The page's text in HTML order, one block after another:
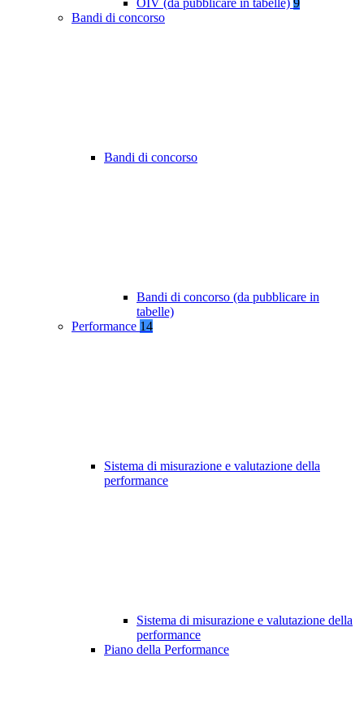
OIV (da pubblicare in tabelle) 9
Bandi di concorso
Bandi di concorso
Bandi di concorso (da pubblicare in
tabelle)
Performance 14
Sistema di misurazione e valutazione della
performance
Sistema di misurazione e valutazione della
performance
Piano della Performance